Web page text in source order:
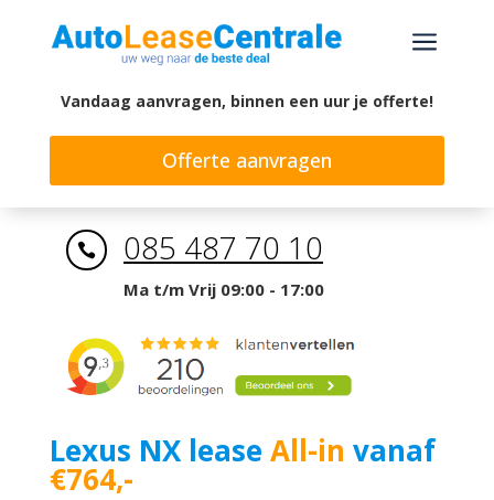
a
Vandaag aanvragen, binnen een uur je offerte!
Offerte aanvragen
 085 487 70 10
Ma t/m Vrij 09:00 - 17:00
Lexus NX lease All-in vanaf
€764,-